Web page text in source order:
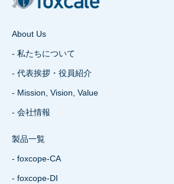
About Us
- 私たちについて
- 代表挨拶・役員紹介
- Mission, Vision, Value
- 会社情報
製品一覧
- foxcope-CA
- foxcope-DI